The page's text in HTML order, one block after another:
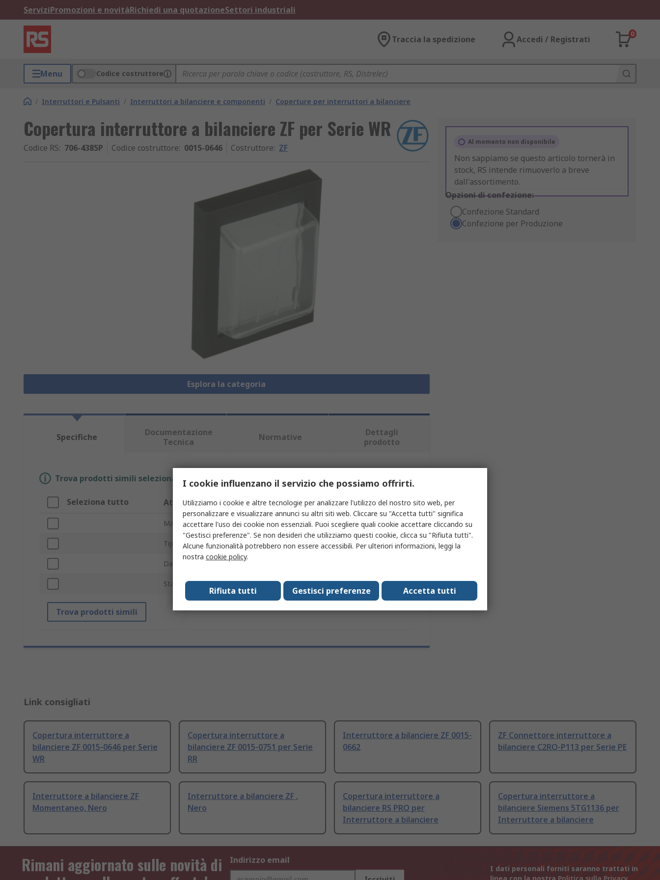
ServiziPromozioni e novitàRichiedi una quotazioneSettori industriali
Traccia la spedizione Accedi / Registrati
0
Menu Codice costruttore
/ Interruttori e Pulsanti / Interruttori a bilanciere e componenti / Coperture per interruttori a bilanciere
Copertura interruttore a bilanciere ZF per Serie WR
Codice RS: 706-4385P Codice costruttore: 0015-0646 Costruttore: ZF
Esplora la categoria
Al momento non disponibile
Non sappiamo se questo articolo tornerà in
stock, RS intende rimuoverlo a breve
dall'assortimento.
Opzioni di confezione:
Confezione Standard
Confezione per Produzione
Specifiche
Documentazione
Tecnica
Normative
Dettagli
prodotto
Trova prodotti simili selezionando uno o più attributi.
Seleziona tutto Attributo Valore
Marchio ZF
Tipo prodotto Copertura interruttore a bilanciere
Da utilizzare con
Standard/Approvazioni RoHS
Trova prodotti simili
Link consigliati
Copertura interruttore a
bilanciere ZF 0015-0646 per Serie
WR
Copertura interruttore a
bilanciere ZF 0015-0751 per Serie
RR
Interruttore a bilanciere ZF 0015-
0662
ZF Connettore interruttore a
bilanciere C2RO-P113 per Serie PE
Interruttore a bilanciere ZF
Momentaneo, Nero
Interruttore a bilanciere ZF ,
Nero
Copertura interruttore a
bilanciere RS PRO per
Interruttore a bilanciere
Copertura interruttore a
bilanciere Siemens 5TG1136 per
Interruttore a bilanciere
Rimani aggiornato sulle novità di
Indirizzo email
I dati personali forniti saranno trattati in
I cookie influenzano il servizio che possiamo offrirti.
Utilizziamo i cookie e altre tecnologie per analizzare l'utilizzo del nostro sito web, per
personalizzare e visualizzare annunci su altri siti web. Cliccare su "Accetta tutti" significa
accettare l'uso dei cookie non essenziali. Puoi scegliere quali cookie accettare cliccando su
"Gestisci preferenze". Se non desideri che utilizziamo questi cookie, clicca su "Rifiuta tutti".
Alcune funzionalità potrebbero non essere accessibili. Per ulteriori informazioni, leggi la
nostra cookie policy.
Accetta tutti
Gestisci preferenze
Rifiuta tutti